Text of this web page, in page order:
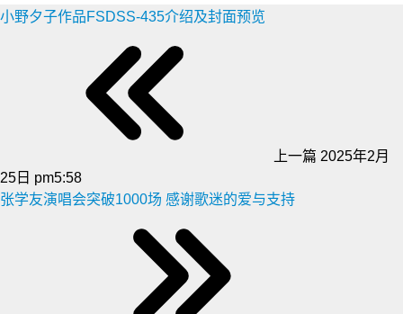
小野夕子作品FSDSS-435介绍及封面预览
上一篇 2025年2月
25日 pm5:58
张学友演唱会突破1000场 感谢歌迷的爱与支持